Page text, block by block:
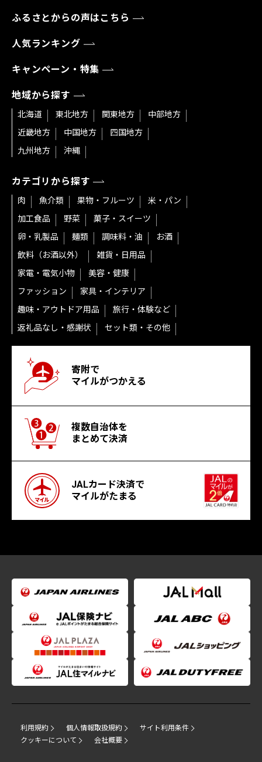
ふるさとからの声はこちら
人気ランキング
キャンペーン・特集
地域から探す
北海道 東北地方 関東地方
中部地方
近畿地方
中国地方
四国地方
九州地方
沖縄
カテゴリから探す
肉 魚介類 果物・フルーツ
米・パン
加工食品
野菜
菓子・スイーツ
卵・乳製品
麺類 調味料・油
お酒
飲料（お酒以外）
雑貨・日用品
家電・電気小物
美容・健康
ファッション
家具・インテリア
趣味・アウトドア用品
旅行・体験など
返礼品なし・感謝状
セット類・その他
寄附で
マイルがつかえる
複数自治体を
まとめて決済
JALカード決済で
マイルがたまる
利用規約 個人情報取扱規約
サイト利用条件
クッキーについて
会社概要